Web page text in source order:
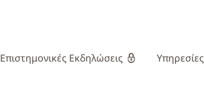
Επιστημονικές Εκδηλώσεις Υπηρεσίες